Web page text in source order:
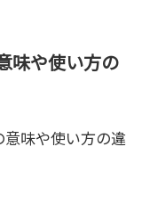
味や使い方の
意味や使い方の違